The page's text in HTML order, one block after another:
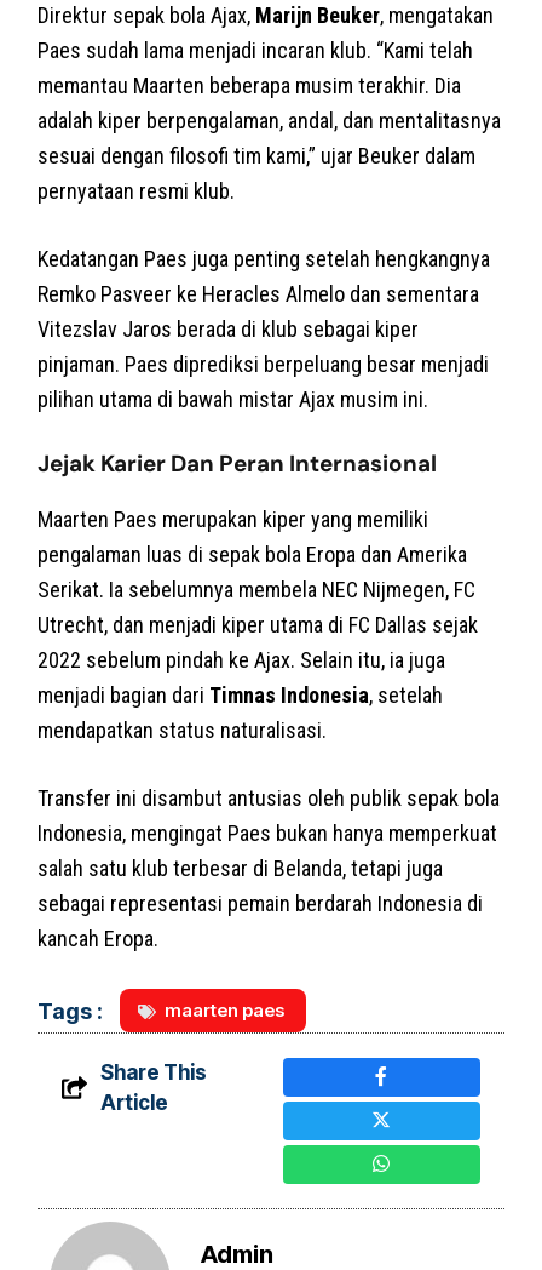
Direktur sepak bola Ajax, Marijn Beuker, mengatakan
Paes sudah lama menjadi incaran klub. “Kami telah
memantau Maarten beberapa musim terakhir. Dia
adalah kiper berpengalaman, andal, dan mentalitasnya
sesuai dengan filosofi tim kami,” ujar Beuker dalam
pernyataan resmi klub.
Kedatangan Paes juga penting setelah hengkangnya
Remko Pasveer ke Heracles Almelo dan sementara
Vitezslav Jaros berada di klub sebagai kiper
pinjaman. Paes diprediksi berpeluang besar menjadi
pilihan utama di bawah mistar Ajax musim ini.
Jejak Karier Dan Peran Internasional
Maarten Paes merupakan kiper yang memiliki
pengalaman luas di sepak bola Eropa dan Amerika
Serikat. Ia sebelumnya membela NEC Nijmegen, FC
Utrecht, dan menjadi kiper utama di FC Dallas sejak
2022 sebelum pindah ke Ajax. Selain itu, ia juga
menjadi bagian dari Timnas Indonesia, setelah
mendapatkan status naturalisasi.
Transfer ini disambut antusias oleh publik sepak bola
Indonesia, mengingat Paes bukan hanya memperkuat
salah satu klub terbesar di Belanda, tetapi juga
sebagai representasi pemain berdarah Indonesia di
kancah Eropa.
Tags : maarten paes
Share This
Article
Admin